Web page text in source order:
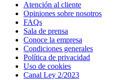
Atención al cliente
Opiniones sobre nosotros
FAQs
Sala de prensa
Conoce la empresa
Condiciones generales
Política de privacidad
Uso de cookies
Canal Ley 2/2023